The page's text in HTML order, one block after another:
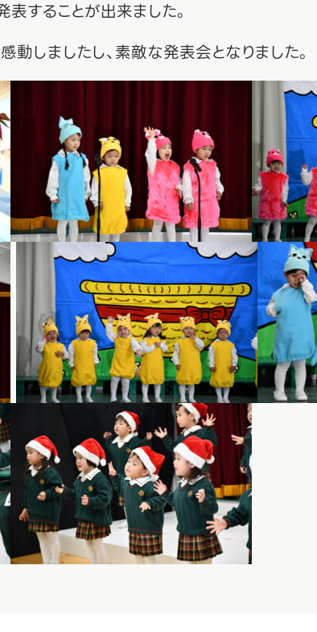
することが出来ました。
しましたし、素敵な発表会となりました。